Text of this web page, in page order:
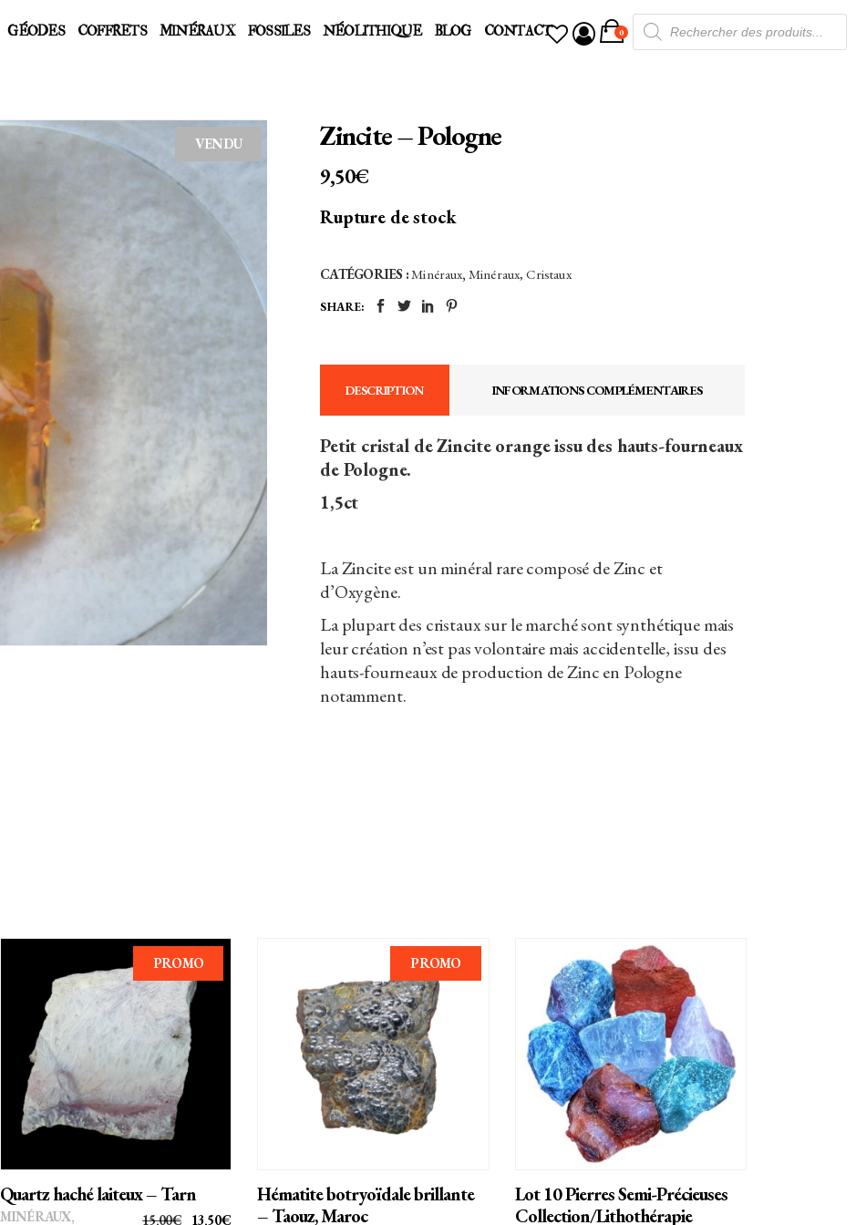
GÉODES COFFRETS MINÉRAUX FOSSILES NÉOLITHIQUE BLOG CONTACT 0
Recherche
de
produits
VENDU Zincite – Pologne
9,50€
Rupture de stock
CATÉGORIES :Minéraux, Minéraux, Cristaux
SHARE:
DESCRIPTION INFORMATIONS COMPLÉMENTAIRES
Petit cristal de Zincite orange issu des hauts-fourneaux
de Pologne.
1,5ct
La Zincite est un minéral rare composé de Zinc et
d’Oxygène.
La plupart des cristaux sur le marché sont synthétique mais
leur création n’est pas volontaire mais accidentelle, issu des
hauts-fourneaux de production de Zinc en Pologne
notamment.
PROMO
AJOUTER AU PANIER
Quartz haché laiteux – Tarn
15,00€
LE
13,50€LE
MINÉRAUX,
PROMO
AJOUTER AU PANIER
Hématite botryoïdale brillante
– Taouz, Maroc
AJOUTER AU PANIER
Lot 10 Pierres Semi-Précieuses
Collection/Lithothérapie